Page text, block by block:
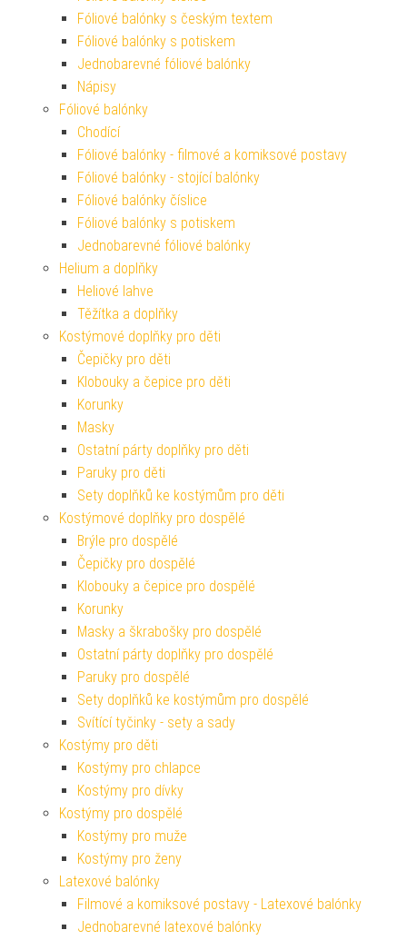
Fóliové balónky s českým textem
Fóliové balónky s potiskem
Jednobarevné fóliové balónky
Nápisy
Fóliové balónky
Chodící
Fóliové balónky - filmové a komiksové postavy
Fóliové balónky - stojící balónky
Fóliové balónky číslice
Fóliové balónky s potiskem
Jednobarevné fóliové balónky
Helium a doplňky
Heliové lahve
Těžítka a doplňky
Kostýmové doplňky pro děti
Čepičky pro děti
Klobouky a čepice pro děti
Korunky
Masky
Ostatní párty doplňky pro děti
Paruky pro děti
Sety doplňků ke kostýmům pro děti
Kostýmové doplňky pro dospělé
Brýle pro dospělé
Čepičky pro dospělé
Klobouky a čepice pro dospělé
Korunky
Masky a škrabošky pro dospělé
Ostatní párty doplňky pro dospělé
Paruky pro dospělé
Sety doplňků ke kostýmům pro dospělé
Svítící tyčinky - sety a sady
Kostýmy pro děti
Kostýmy pro chlapce
Kostýmy pro dívky
Kostýmy pro dospělé
Kostýmy pro muže
Kostýmy pro ženy
Latexové balónky
Filmové a komiksové postavy - Latexové balónky
Jednobarevné latexové balónky